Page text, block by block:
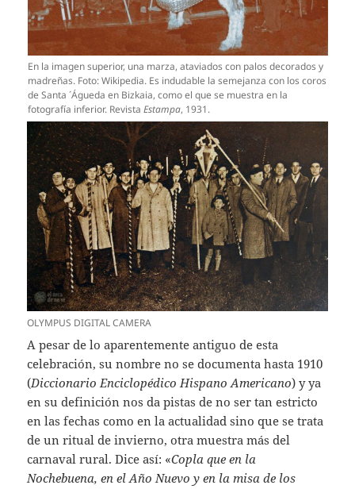
En la imagen superior, una marza, ataviados con palos decorados y
madreñas. Foto: Wikipedia. Es indudable la semejanza con los coros
de Santa ´Águeda en Bizkaia, como el que se muestra en la
fotografía inferior. Revista Estampa, 1931.
OLYMPUS DIGITAL CAMERA
A pesar de lo aparentemente antiguo de esta
celebración, su nombre no se documenta hasta 1910
(Diccionario Enciclopédico Hispano Americano) y ya
en su definición nos da pistas de no ser tan estricto
en las fechas como en la actualidad sino que se trata
de un ritual de invierno, otra muestra más del
carnaval rural. Dice así: «Copla que en la
Nochebuena, en el Año Nuevo y en la misa de los